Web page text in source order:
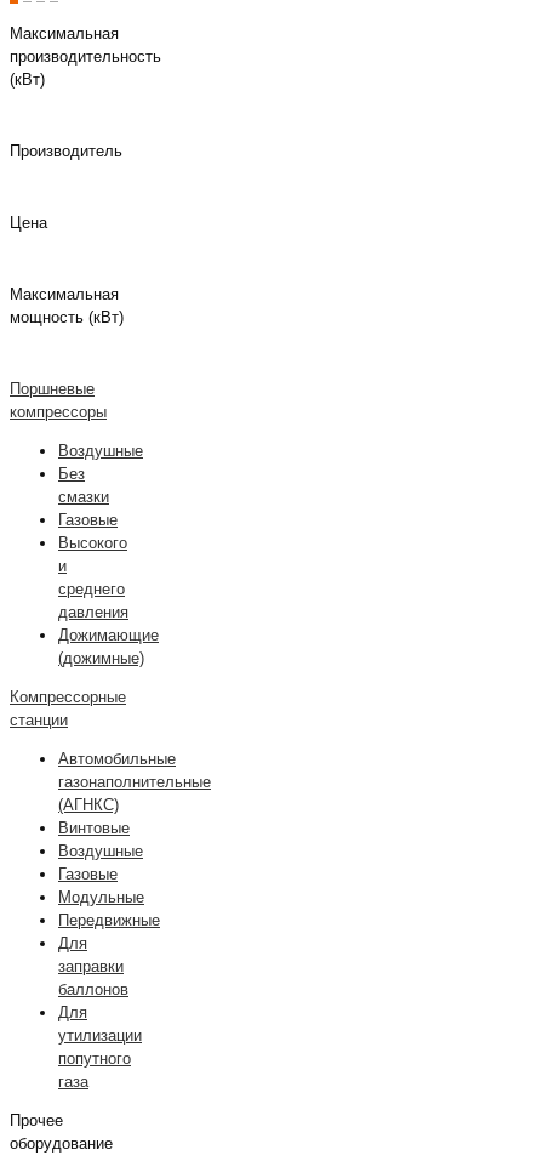
Максимальная
производительность
(кВт)
Производитель
Цена
Максимальная
мощность (кВт)
Поршневые
компрессоры
Воздушные
Без
смазки
Газовые
Высокого
и
среднего
давления
Дожимающие
(дожимные)
Компрессорные
станции
Автомобильные
газонаполнительные
(АГНКС)
Винтовые
Воздушные
Газовые
Модульные
Передвижные
Для
заправки
баллонов
Для
утилизации
попутного
газа
Прочее
оборудование